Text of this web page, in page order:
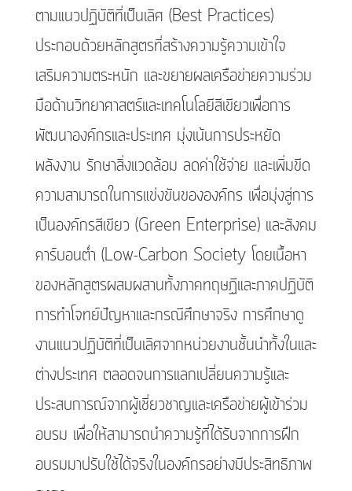
ตามแนวปฏิบัติที่เป็นเลิศ (Best Practices)
ประกอบด้วยหลักสูตรที่สร้างความรู้ความเข้าใจ
เสริมความตระหนัก และขยายผลเครือข่ายความร่วม
มือด้านวิทยาศาสตร์และเทคโนโลยีสีเขียวเพื่อการ
พัฒนาองค์กรและประเทศ มุ่งเน้นการประหยัด
พลังงาน รักษาสิ่งแวดล้อม ลดค่าใช้จ่าย และเพิ่มขีด
ความสามารถในการแข่งขันขององค์กร เพื่อมุ่งสู่การ
เป็นองค์กรสีเขียว (Green Enterprise) และสังคม
คาร์บอนต่ำ (Low-Carbon Society โดยเนื้อหา
ของหลักสูตรผสมผสานทั้งภาคทฤษฏีและภาคปฏิบัติ
การทำโจทย์ปัญหาและกรณีศึกษาจริง การศึกษาดู
งานแนวปฏิบัติที่เป็นเลิศจากหน่วยงานชั้นนำทั้งในและ
ต่างประเทศ ตลอดจนการแลกเปลี่ยนความรู้และ
ประสบการณ์จากผู้เชี่ยวชาญและเครือข่ายผู้เข้าร่วม
อบรม เพื่อให้สามารถนำความรู้ที่ได้รับจากการฝึก
อบรมมาปรับใช้ได้จริงในองค์กรอย่างมีประสิทธิภาพ